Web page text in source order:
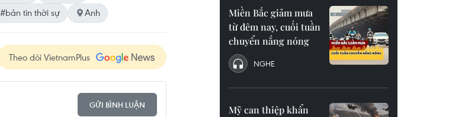
#bản tin thời sự Anh
Theo dõi VietnamPlus
GỬI BÌNH LUẬN
Miền Bắc giảm mưa
từ đêm nay, cuối tuần
chuyển nắng nóng
NGHE
Mỹ can thiệp khẩn